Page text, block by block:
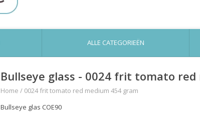
ALLE CATEGORIEËN
Bullseye glass - 0024 frit tomato
Home / 0024 frit tomato red medium 454 gram
Bullseye glas COE90